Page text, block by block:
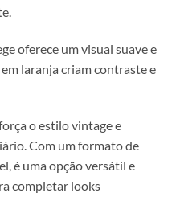
oferece um visual suave e
laranja criam contraste e
o estilo vintage e
Com um formato de
é uma opção versátil e
completar looks